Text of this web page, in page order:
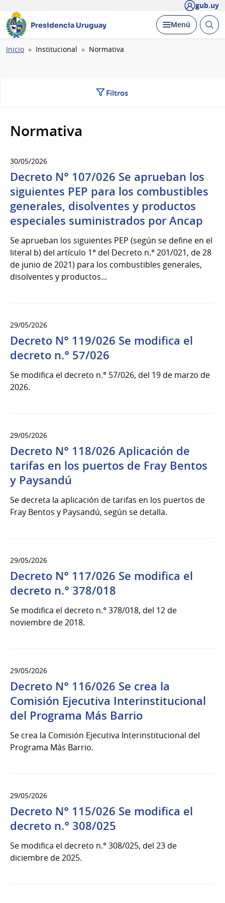
gub.uy
Presidencia Uruguay Desplegar
Menú Abrir
Ruta
Inicio Institucional Normativa
Filtros
Normativa
30/05/2026
Decreto N° 107/026 Se aprueban los
siguientes PEP para los combustibles
generales, disolventes y productos
especiales suministrados por Ancap
Se aprueban los siguientes PEP (según se define en el
literal b) del artículo 1° del Decreto n.° 201/021, de 28
de junio de 2021) para los combustibles generales,
disolventes y productos...
29/05/2026
Decreto N° 119/026 Se modifica el
decreto n.° 57/026
Se modifica el decreto n.° 57/026, del 19 de marzo de
2026.
29/05/2026
Decreto N° 118/026 Aplicación de
tarifas en los puertos de Fray Bentos
y Paysandú
Se decreta la aplicación de tarifas en los puertos de
Fray Bentos y Paysandú, según se detalla.
29/05/2026
Decreto N° 117/026 Se modifica el
decreto n.° 378/018
Se modifica el decreto n.° 378/018, del 12 de
noviembre de 2018.
29/05/2026
Decreto N° 116/026 Se crea la
Comisión Ejecutiva Interinstitucional
del Programa Más Barrio
Se crea la Comisión Ejecutiva Interinstitucional del
Programa Más Barrio.
29/05/2026
Decreto N° 115/026 Se modifica el
decreto n.° 308/025
Se modifica el decreto n.° 308/025, del 23 de
diciembre de 2025.